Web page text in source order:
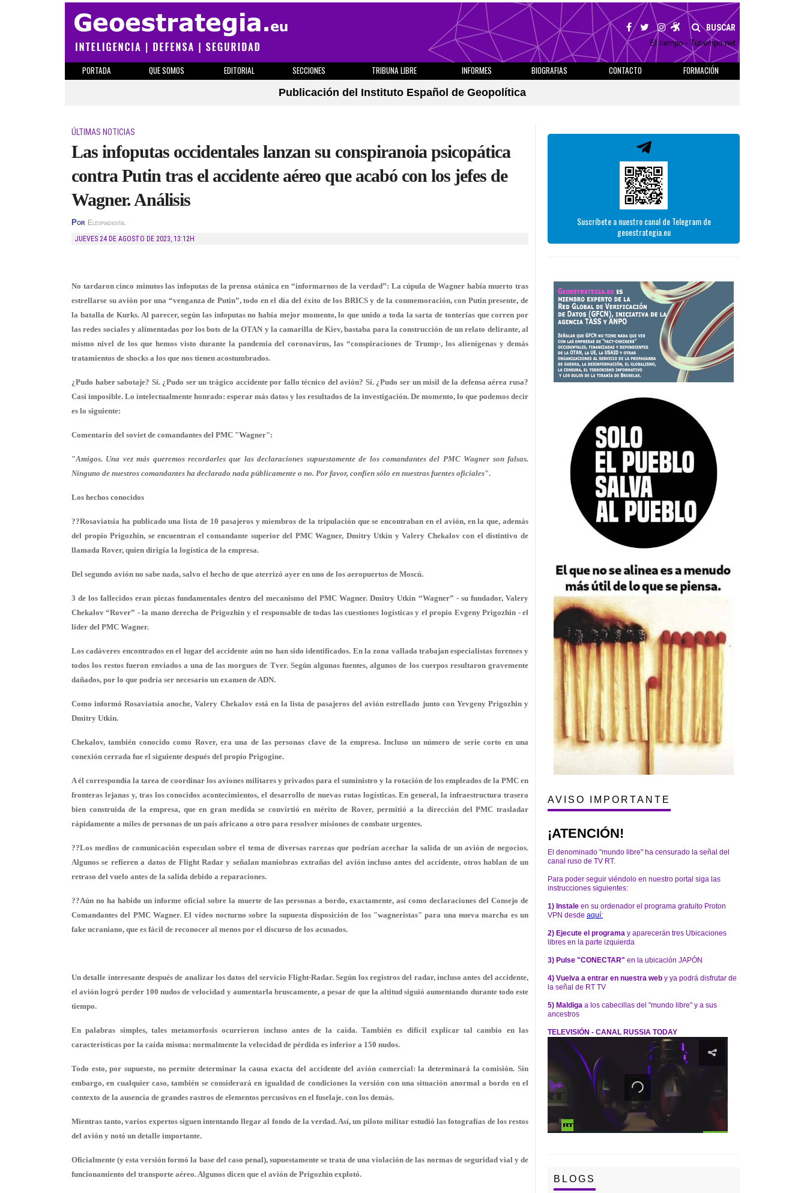
BUSCAR
El tiempo - Tutiempo.net
PORTADA QUE SOMOS EDITORIAL SECCIONES TRIBUNA LIBRE INFORMES BIOGRAFIAS CONTACTO
FORMACIÓN
Publicación del Instituto Español de Geopolítica
ÚLTIMAS NOTICIAS
Las infoputas occidentales lanzan su conspiranoia psicopática
contra Putin tras el accidente aéreo que acabó con los jefes de
Wagner. Análisis
Por Elespiadigital
JUEVES 24 DE AGOSTO DE 2023, 13:12H
No tardaron cinco minutos las infoputas de la prensa otánica en “informarnos de la verdad”: La cúpula de Wagner había muerto tras
estrellarse su avión por una “venganza de Putin”, todo en el día del éxito de los BRICS y de la conmemoración, con Putin presente, de
la batalla de Kurks. Al parecer, según las infoputas no había mejor momento, lo que unido a toda la sarta de tonterías que corren por
las redes sociales y alimentadas por los bots de la OTAN y la camarilla de Kiev, bastaba para la construcción de un relato delirante, al
mismo nivel de los que hemos visto durante la pandemia del coronavirus, las “conspiraciones de Trump·, los alienígenas y demás
tratamientos de shocks a los que nos tienen acostumbrados.
¿Pudo haber sabotaje? Sí. ¿Pudo ser un trágico accidente por fallo técnico del avión? Sí. ¿Pudo ser un misil de la defensa aérea rusa?
Casi imposible. Lo intelectualmente honrado: esperar más datos y los resultados de la investigación. De momento, lo que podemos decir
es lo siguiente:
Comentario del soviet de comandantes del PMC "Wagner":
"Amigos. Una vez más queremos recordarles que las declaraciones supuestamente de los comandantes del PMC Wagner son falsas.
Ninguno de nuestros comandantes ha declarado nada públicamente o no. Por favor, confíen sólo en nuestras fuentes oficiales".
Los hechos conocidos
??Rosaviatsia ha publicado una lista de 10 pasajeros y miembros de la tripulación que se encontraban en el avión, en la que, además
del propio Prigozhin, se encuentran el comandante superior del PMC Wagner, Dmitry Utkin y Valery Chekalov con el distintivo de
llamada Rover, quien dirigía la logística de la empresa.
Del segundo avión no sabe nada, salvo el hecho de que aterrizó ayer en uno de los aeropuertos de Moscú.
3 de los fallecidos eran piezas fundamentales dentro del mecanismo del PMC Wagner. Dmitry Utkin “Wagner” - su fundador, Valery
Chekalov “Rover” - la mano derecha de Prigozhin y el responsable de todas las cuestiones logísticas y el propio Evgeny Prigozhin - el
líder del PMC Wagner.
Los cadáveres encontrados en el lugar del accidente aún no han sido identificados. En la zona vallada trabajan especialistas forenses y
todos los restos fueron enviados a una de las morgues de Tver. Según algunas fuentes, algunos de los cuerpos resultaron gravemente
dañados, por lo que podría ser necesario un examen de ADN.
Como informó Rosaviatsia anoche, Valery Chekalov está en la lista de pasajeros del avión estrellado junto con Yevgeny Prigozhin y
Dmitry Utkin.
Chekalov, también conocido como Rover, era una de las personas clave de la empresa. Incluso un número de serie corto en una
conexión cerrada fue el siguiente después del propio Prigogine.
A él correspondía la tarea de coordinar los aviones militares y privados para el suministro y la rotación de los empleados de la PMC en
fronteras lejanas y, tras los conocidos acontecimientos, el desarrollo de nuevas rutas logísticas. En general, la infraestructura trasera
bien construida de la empresa, que en gran medida se convirtió en mérito de Rover, permitió a la dirección del PMC trasladar
rápidamente a miles de personas de un país africano a otro para resolver misiones de combate urgentes.
??Los medios de comunicación especulan sobre el tema de diversas rarezas que podrían acechar la salida de un avión de negocios.
Algunos se refieren a datos de Flight Radar y señalan maniobras extrañas del avión incluso antes del accidente, otros hablan de un
retraso del vuelo antes de la salida debido a reparaciones.
??Aún no ha habido un informe oficial sobre la muerte de las personas a bordo, exactamente, así como declaraciones del Consejo de
Comandantes del PMC Wagner. El vídeo nocturno sobre la supuesta disposición de los "wagneristas" para una nueva marcha es un
fake ucraniano, que es fácil de reconocer al menos por el discurso de los acusados.
Un detalle interesante después de analizar los datos del servicio Flight-Radar. Según los registros del radar, incluso antes del accidente,
el avión logró perder 100 nudos de velocidad y aumentarla bruscamente, a pesar de que la altitud siguió aumentando durante todo este
tiempo.
En palabras simples, tales metamorfosis ocurrieron incluso antes de la caída. También es difícil explicar tal cambio en las
características por la caída misma: normalmente la velocidad de pérdida es inferior a 150 nudos.
Todo esto, por supuesto, no permite determinar la causa exacta del accidente del avión comercial: la determinará la comisión. Sin
embargo, en cualquier caso, también se considerará en igualdad de condiciones la versión con una situación anormal a bordo en el
contexto de la ausencia de grandes rastros de elementos percusivos en el fuselaje. con los demás.
Mientras tanto, varios expertos siguen intentando llegar al fondo de la verdad. Así, un piloto militar estudió las fotografías de los restos
del avión y notó un detalle importante.
Oficialmente (y esta versión formó la base del caso penal), supuestamente se trata de una violación de las normas de seguridad vial y de
funcionamiento del transporte aéreo. Algunos dicen que el avión de Prigozhin explotó.
Suscríbete a nuestro canal de Telegram de
geoestrategia.eu
AVISO IMPORTANTE
¡ATENCIÓN!
El denominado "mundo libre" ha censurado la señal del
canal ruso de TV RT.
Para poder seguir viéndolo en nuestro portal siga las
instrucciones siguientes:
1) Instale en su ordenador el programa gratuito Proton
VPN desde aquí:
2) Ejecute el programa y aparecerán tres Ubicaciones
libres en la parte izquierda
3) Pulse "CONECTAR" en la ubicación JAPÓN
4) Vuelva a entrar en nuestra web y ya podrá disfrutar de
la señal de RT TV
5) Maldiga a los cabecillas del "mundo libre" y a sus
ancestros
TELEVISIÓN - CANAL RUSSIA TODAY
BLOGS